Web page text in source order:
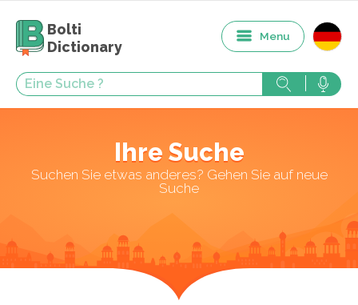
Bolti
Dictionary
Menu
Ihre Suche
Suchen Sie etwas anderes? Gehen Sie auf neue
Suche